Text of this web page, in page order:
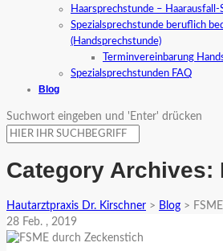
Haarsprechstunde –
Spezialsprechstunde beruflich
(Handsprechstunde)
Terminvereinbarung
Spezialsprechstunden FAQ
Blog
Suchwort eingeben und 'Enter' drücken
Category Archives:
Hautarztpraxis Dr. Kirschner > Blog > FSME
28 Feb. , 2019